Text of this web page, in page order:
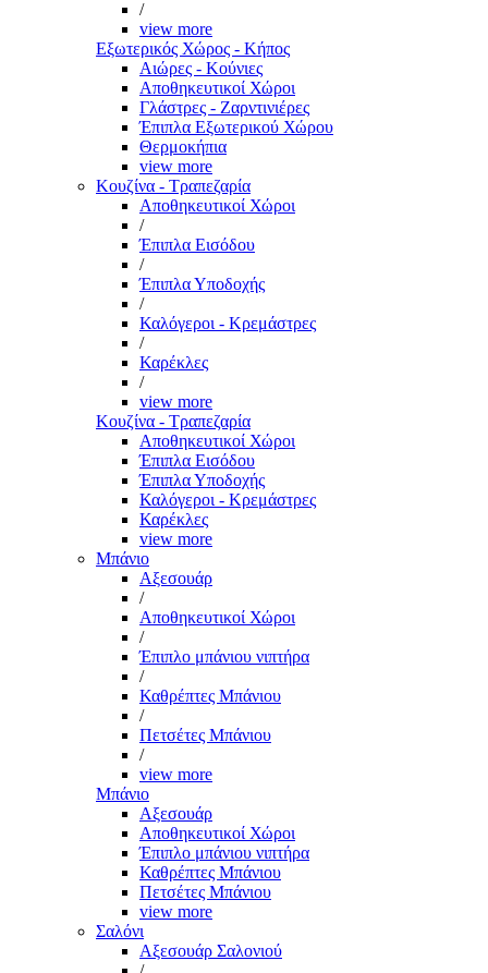
/
view more
Εξωτερικός Χώρος - Κήπος
Αιώρες - Κούνιες
Αποθηκευτικοί Χώροι
Γλάστρες - Ζαρντινιέρες
Έπιπλα Εξωτερικού Χώρου
Θερμοκήπια
view more
Κουζίνα - Τραπεζαρία
Αποθηκευτικοί Χώροι
/
Έπιπλα Εισόδου
/
Έπιπλα Υποδοχής
/
Καλόγεροι - Κρεμάστρες
/
Καρέκλες
/
view more
Κουζίνα - Τραπεζαρία
Αποθηκευτικοί Χώροι
Έπιπλα Εισόδου
Έπιπλα Υποδοχής
Καλόγεροι - Κρεμάστρες
Καρέκλες
view more
Μπάνιο
Αξεσουάρ
/
Αποθηκευτικοί Χώροι
/
Έπιπλο μπάνιου νιπτήρα
/
Καθρέπτες Μπάνιου
/
Πετσέτες Μπάνιου
/
view more
Μπάνιο
Αξεσουάρ
Αποθηκευτικοί Χώροι
Έπιπλο μπάνιου νιπτήρα
Καθρέπτες Μπάνιου
Πετσέτες Μπάνιου
view more
Σαλόνι
Αξεσουάρ Σαλονιού